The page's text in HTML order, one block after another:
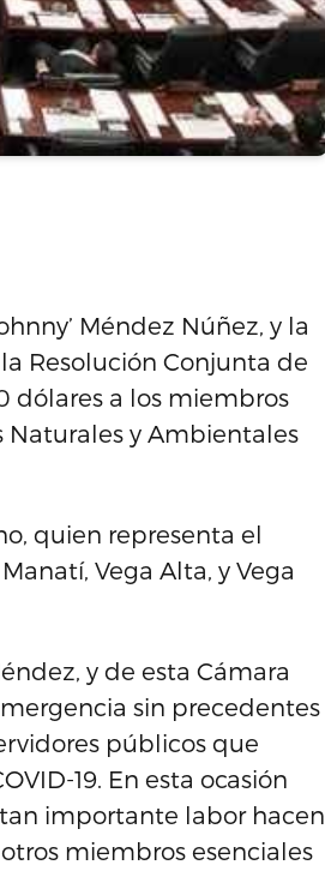
Méndez Núñez, y la
Resolución Conjunta de
dólares a los miembros
y Ambientales
quien representa el
Vega Alta, y Vega
y de esta Cámara
sin precedentes
públicos que
19. En esta ocasión
importante labor hacen
miembros esenciales